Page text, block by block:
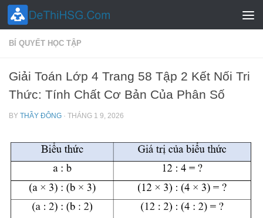
Skip to content
BÍ QUYẾT HỌC TẬP
Giải Toán Lớp 4 Trang 58 Tập 2 Kết Nối Tri
Thức: Tính Chất Cơ Bản Của Phân Số
BY THẦY ĐÔNG · THÁNG 1 9, 2026